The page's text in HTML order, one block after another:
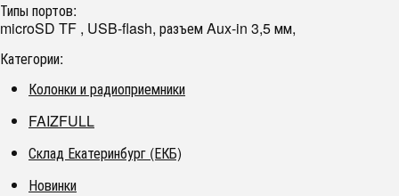
Типы портов:
microSD TF , USB-flash, разъем Aux-in 3,5 мм,
Категории:
Колонки и радиоприемники
FAIZFULL
Склад Екатеринбург (ЕКБ)
Новинки